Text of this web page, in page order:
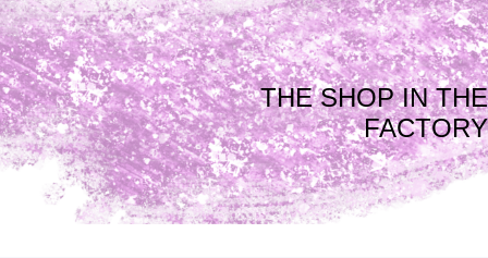
THE SHOP IN THE
FACTORY